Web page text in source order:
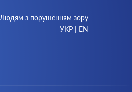
Людям з порушенням зору
УКР | EN